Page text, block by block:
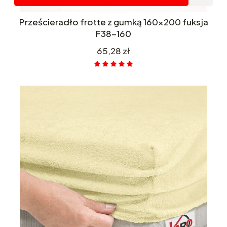
Prześcieradło frotte z gumką 160x200 fuksja
F38-160
Cena
65,28 zł